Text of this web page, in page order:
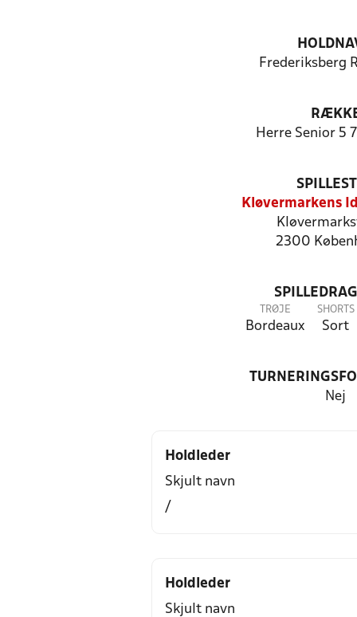
Frederiksberg
Herre Senior 5
Kløvermarkens
2300
TRØJE
Bordeaux
SHORTS
Sort
Nej
Holdleder
Skjult navn
/
Holdleder
Skjult navn